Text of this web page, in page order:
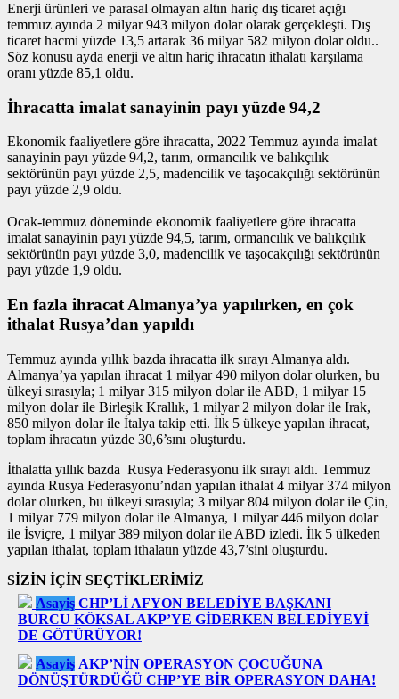
Enerji ürünleri ve parasal olmayan altın hariç dış ticaret açığı
temmuz ayında 2 milyar 943 milyon dolar olarak gerçekleşti. Dış
ticaret hacmi yüzde 13,5 artarak 36 milyar 582 milyon dolar oldu..
Söz konusu ayda enerji ve altın hariç ihracatın ithalatı karşılama
oranı yüzde 85,1 oldu.
İhracatta imalat sanayinin payı yüzde 94,2
Ekonomik faaliyetlere göre ihracatta, 2022 Temmuz ayında imalat
sanayinin payı yüzde 94,2, tarım, ormancılık ve balıkçılık
sektörünün payı yüzde 2,5, madencilik ve taşocakçılığı sektörünün
payı yüzde 2,9 oldu.
Ocak-temmuz döneminde ekonomik faaliyetlere göre ihracatta
imalat sanayinin payı yüzde 94,5, tarım, ormancılık ve balıkçılık
sektörünün payı yüzde 3,0, madencilik ve taşocakçılığı sektörünün
payı yüzde 1,9 oldu.
En fazla ihracat Almanya’ya yapılırken, en çok
ithalat Rusya’dan yapıldı
Temmuz ayında yıllık bazda ihracatta ilk sırayı Almanya aldı.
Almanya’ya yapılan ihracat 1 milyar 490 milyon dolar olurken, bu
ülkeyi sırasıyla; 1 milyar 315 milyon dolar ile ABD, 1 milyar 15
milyon dolar ile Birleşik Krallık, 1 milyar 2 milyon dolar ile Irak,
850 milyon dolar ile İtalya takip etti. İlk 5 ülkeye yapılan ihracat,
toplam ihracatın yüzde 30,6’sını oluşturdu.
İthalatta yıllık bazda Rusya Federasyonu ilk sırayı aldı. Temmuz
ayında Rusya Federasyonu’ndan yapılan ithalat 4 milyar 374 milyon
dolar olurken, bu ülkeyi sırasıyla; 3 milyar 804 milyon dolar ile Çin,
1 milyar 779 milyon dolar ile Almanya, 1 milyar 446 milyon dolar
ile İsviçre, 1 milyar 389 milyon dolar ile ABD izledi. İlk 5 ülkeden
yapılan ithalat, toplam ithalatın yüzde 43,7’sini oluşturdu.
SİZİN İÇİN SEÇTİKLERİMİZ
Asayiş CHP’Lİ AFYON BELEDİYE BAŞKANI
BURCU KÖKSAL AKP’YE GİDERKEN BELEDİYEYİ
DE GÖTÜRÜYOR!
Asayiş AKP’NİN OPERASYON ÇOCUĞUNA
DÖNÜŞTÜRDÜĞÜ CHP’YE BİR OPERASYON DAHA!